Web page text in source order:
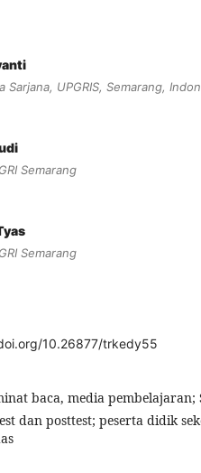
Sarjana, UPGRIS, Semarang,
Semarang
Semarang
10.26877/trkedy55
baca, media pembelajaran;
dan posttest; peserta didik